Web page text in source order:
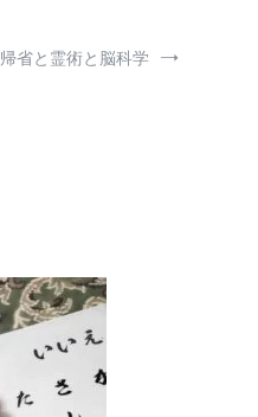
帰省と霊術と脳科学